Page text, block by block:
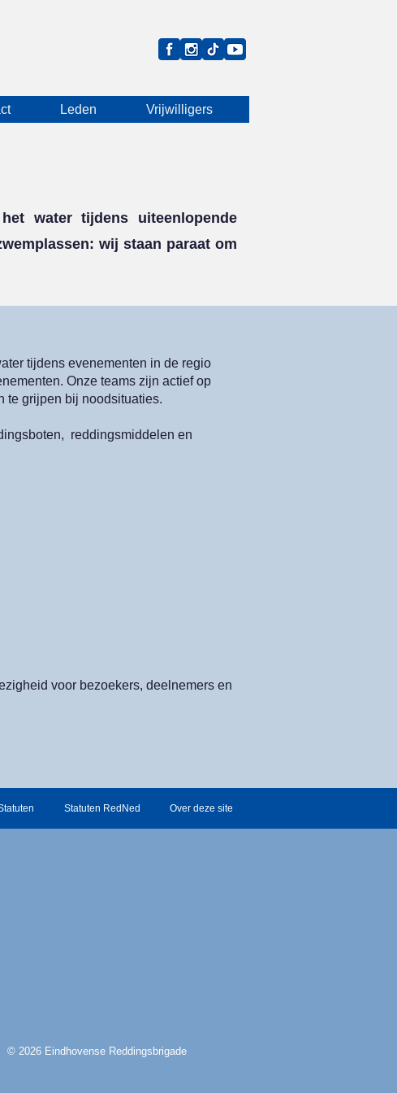
Leden Vrijwilligers
water tijdens uiteenlopende
wij staan paraat om
tijdens evenementen in de regio
Onze teams zijn actief op
te grijpen bij noodsituaties.
reddingsmiddelen en
voor bezoekers, deelnemers en
Over deze site
Statuten RedNed
© 2026 Eindhovense Reddingsbrigade